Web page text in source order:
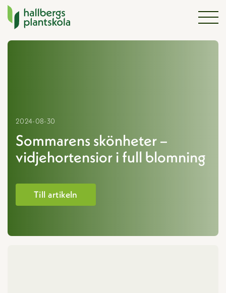
Hoppa
Kontraktsodling
Nyheter
Bli kund
Om oss
Nyheter
2024-08-30
Sommarens skönheter –
vidjehortensior i full blomning
Till artikeln